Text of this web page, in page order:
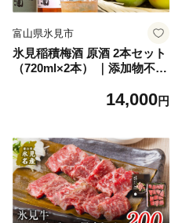
富山県氷見市
氷見稲積梅酒 原酒 2本セット
（720ml×2本） ｜添加物不使
14,000円